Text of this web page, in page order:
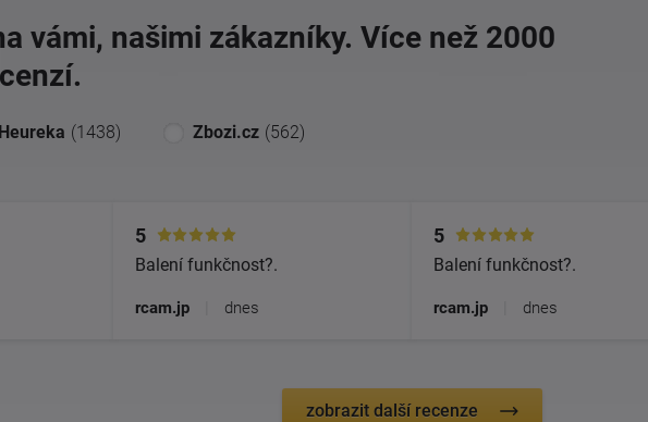
vámi, našimi zákazníky. Více než 2000
Heureka (1438) Zbozi.cz (562)
5
Balení funkčnost?.
rcam.jp dnes
5
Balení funkčnost?.
rcam.jp dnes
zobrazit další recenze